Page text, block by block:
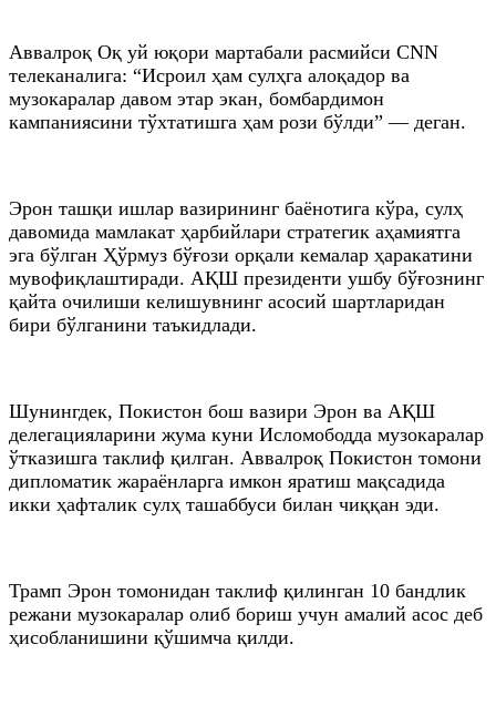
Аввалроқ Оқ уй юқори мартабали расмийси CNN
телеканалига: “Исроил ҳам сулҳга алоқадор ва
музокаралар давом этар экан, бомбардимон
кампаниясини тўхтатишга ҳам рози бўлди” — деган.
Эрон ташқи ишлар вазирининг баёнотига кўра, сулҳ
давомида мамлакат ҳарбийлари стратегик аҳамиятга
эга бўлган Ҳўрмуз бўғози орқали кемалар ҳаракатини
мувофиқлаштиради. АҚШ президенти ушбу бўғознинг
қайта очилиши келишувнинг асосий шартларидан
бири бўлганини таъкидлади.
Шунингдек, Покистон бош вазири Эрон ва АҚШ
делегацияларини жума куни Исломободда музокаралар
ўтказишга таклиф қилган. Аввалроқ Покистон томони
дипломатик жараёнларга имкон яратиш мақсадида
икки ҳафталик сулҳ ташаббуси билан чиққан эди.
Трамп Эрон томонидан таклиф қилинган 10 бандлик
режани музокаралар олиб бориш учун амалий асос деб
ҳисобланишини қўшимча қилди.